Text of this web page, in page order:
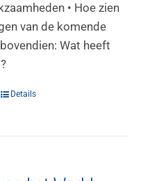
• Hoe zien
van de komende
Wat heeft
Details